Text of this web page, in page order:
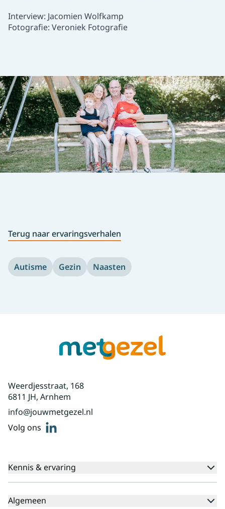
Interview: Jacomien Wolfkamp
Fotografie: Veroniek Fotografie
Terug naar ervaringsverhalen
Autisme Gezin Naasten
Weerdjesstraat, 168
6811 JH, Arnhem
info@jouwmetgezel.nl
Volg ons linkedin
Kennis & ervaring
Agenda
Algemeen